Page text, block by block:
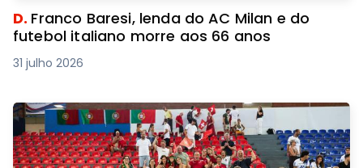
D. Franco Baresi, lenda do AC Milan e do
futebol italiano morre aos 66 anos
31 julho 2026